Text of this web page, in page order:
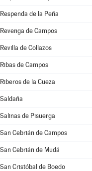
Respenda de la Peña
Revenga de Campos
Revilla de Collazos
Ribas de Campos
Riberos de la Cueza
Saldaña
Salinas de Pisuerga
San Cebrián de Campos
San Cebrián de Mudá
San Cristóbal de Boedo